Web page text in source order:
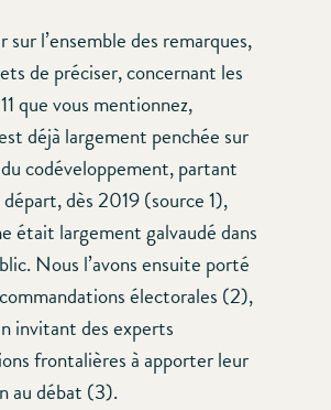
sur l’ensemble des remarques,
de préciser, concernant les
que vous mentionnez,
déjà largement penchée sur
codéveloppement, partant
dès 2019 (source 1),
était largement galvaudé dans
Nous l’avons ensuite porté
électorales (2),
invitant des experts
frontalières à apporter leur
au débat (3).